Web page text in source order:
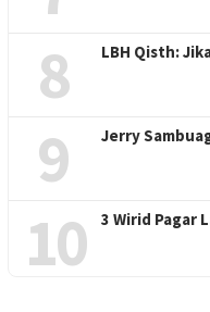
8 LBH Qisth:
9 Jerry
10 3 Wirid Pagar